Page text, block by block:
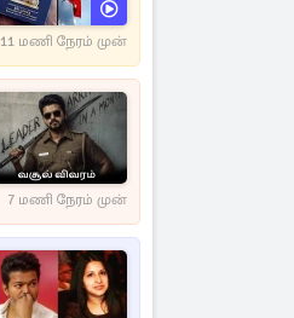
11 மணி நேரம் முன்
7 மணி நேரம் முன்